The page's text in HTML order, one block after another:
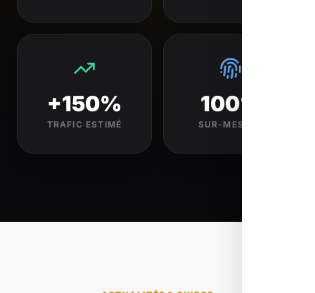
+150%
TRAFIC ESTIMÉ
100%
SUR-MESURE